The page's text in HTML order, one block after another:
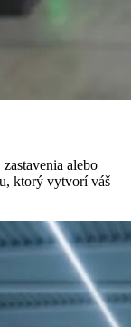
alebo
ktorý vytvorí váš